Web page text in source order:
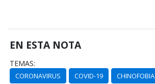
EN ESTA NOTA
TEMAS:
CORONAVIRUS COVID-19 CHINOFOBIA